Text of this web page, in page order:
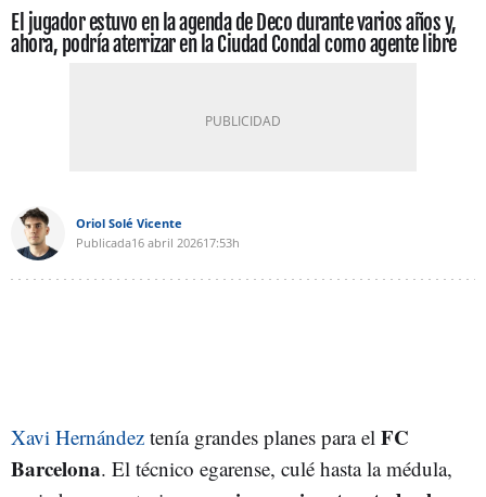
El jugador estuvo en la agenda de Deco durante varios años y,
ahora, podría aterrizar en la Ciudad Condal como agente libre
Oriol Solé Vicente
Publicada16 abril 202617:53h
Xavi Hernández tenía grandes planes para el FC
Barcelona. El técnico egarense, culé hasta la médula,